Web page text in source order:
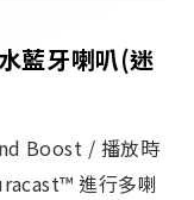
藍牙喇叭(迷
Boost / 播放時
進行多喇